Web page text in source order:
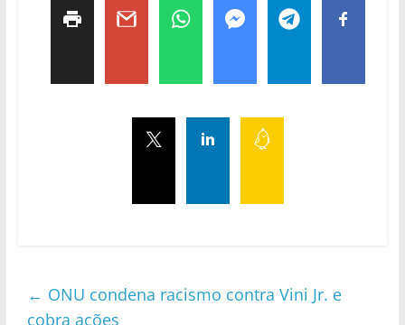
← ONU condena racismo contra Vini Jr. e
cobra ações